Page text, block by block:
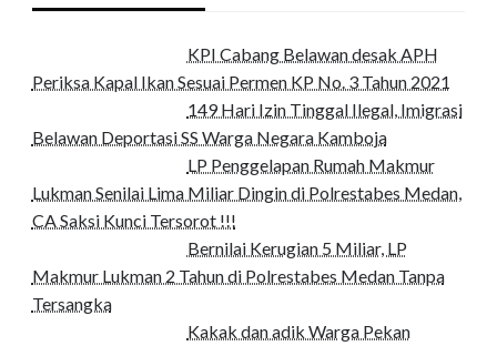
KPI Cabang Belawan desak APH
Periksa Kapal Ikan Sesuai Permen KP No. 3 Tahun 2021
149 Hari Izin Tinggal Ilegal, Imigrasi
Belawan Deportasi SS Warga Negara Kamboja
LP Penggelapan Rumah Makmur
Lukman Senilai Lima Miliar Dingin di Polrestabes Medan,
CA Saksi Kunci Tersorot !!!
Bernilai Kerugian 5 Miliar, LP
Makmur Lukman 2 Tahun di Polrestabes Medan Tanpa
Tersangka
Kakak dan adik Warga Pekan